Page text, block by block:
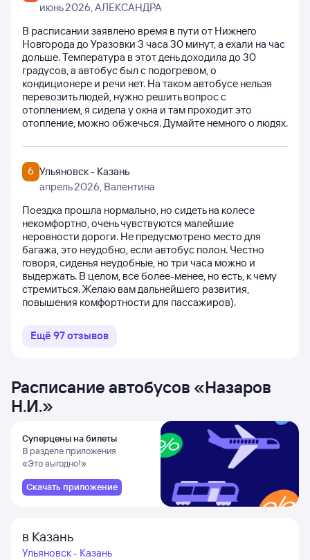
Расписание автобусов «Назаров
Н.И.»
Суперцены на билеты
В разделе приложения
«Это выгодно!»
Скачать приложение
в Казань
Ульяновск - Казань
июнь 2026, АЛЕКСАНДРА
В расписании заявлено время в пути от Нижнего
Новгорода до Уразовки 3 часа 30 минут, а ехали на час
дольше. Температура в этот день доходила до 30
градусов, а автобус был с подогревом, о
кондиционере и речи нет. На таком автобусе нельзя
перевозить людей, нужно решить вопрос с
отоплением, я сидела у окна и там проходит это
отопление, можно обжечься. Думайте немного о людях.
6 Ульяновск - Казань
апрель 2026, Валентина
Поездка прошла нормально, но сидеть на колесе
некомфортно, очень чувствуются малейшие
неровности дороги. Не предусмотрено место для
багажа, это неудобно, если автобус полон. Честно
говоря, сиденья неудобные, но три часа можно и
выдержать. В целом, все более-менее, но есть, к чему
стремиться. Желаю вам дальнейшего развития,
повышения комфортности для пассажиров).
Ещё 97отзывов